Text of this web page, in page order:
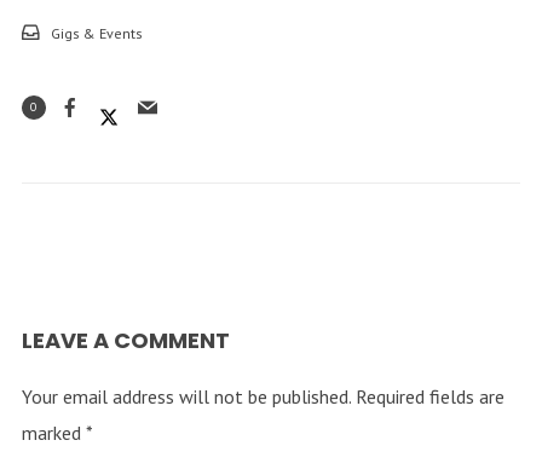
Gigs & Events
0
LEAVE A COMMENT
Your email address will not be published. Required fields are
marked *